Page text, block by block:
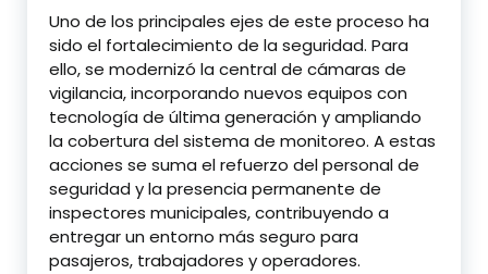
Uno de los principales ejes de este proceso ha
sido el fortalecimiento de la seguridad. Para
ello, se modernizó la central de cámaras de
vigilancia, incorporando nuevos equipos con
tecnología de última generación y ampliando
la cobertura del sistema de monitoreo. A estas
acciones se suma el refuerzo del personal de
seguridad y la presencia permanente de
inspectores municipales, contribuyendo a
entregar un entorno más seguro para
pasajeros, trabajadores y operadores.